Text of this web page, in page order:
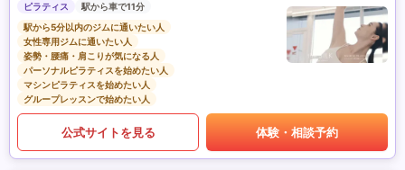
ピラティス
駅から車で11分
駅から5分以内のジムに通いたい人
女性専用ジムに通いたい人
姿勢・腰痛・肩こりが気になる人
パーソナルピラティスを始めたい人
マシンピラティスを始めたい人
グループレッスンで始めたい人
公式サイトを見る 体験・相談予約